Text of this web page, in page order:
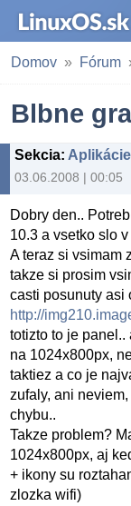
Domov Fórum
Blbne
Sekcia:
03.06.2008 | 00:05
Dobry den..
10.3 a vsetko slo
A teraz si vsimam
takze si prosim
casti posunuty asi
http://
totizto to je
na 1024x800px,
taktiez a co je
zufaly, ani
chybu..
Takze problem?
1024x800px, aj
+ ikony su
zlozka wifi)